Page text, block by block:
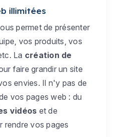
illimitées
permet de présenter
vos produits, vos
La création de
faire grandir un site
envies. Il n'y pas de
vos pages web : du
vidéos et de
rendre vos pages